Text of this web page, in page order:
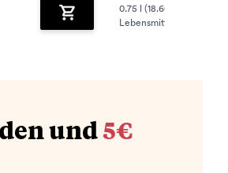
Zum Warenkorb hinzufügen
0.75 l (18.60 € / 1 Liter)
Lebensmittelangaben
und 5€